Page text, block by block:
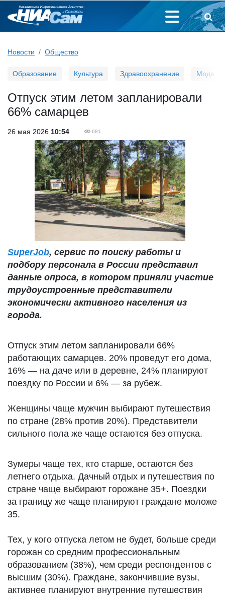
Новости Общество
Образование Культура Здравоохранение Мода
Отпуск этим летом запланировали
66% самарцев
26 мая 2026 10:54 681
SuperJob, сервис по поиску работы и
подбору персонала в России представил
данные опроса, в котором приняли участие
трудоустроенные представители
экономически активного населения из
города.
Отпуск этим летом запланировали 66%
работающих самарцев. 20% проведут его дома,
16% — на даче или в деревне, 24% планируют
поездку по России и 6% — за рубеж.
Женщины чаще мужчин выбирают путешествия
по стране (28% против 20%). Представители
сильного пола же чаще остаются без отпуска.
Зумеры чаще тех, кто старше, остаются без
летнего отдыха. Дачный отдых и путешествия по
стране чаще выбирают горожане 35+. Поездки
за границу же чаще планируют граждане моложе
35.
Тех, у кого отпуска летом не будет, больше среди
горожан со средним профессиональным
образованием (38%), чем среди респондентов с
высшим (30%). Граждане, закончившие вузы,
активнее планируют внутренние путешествия